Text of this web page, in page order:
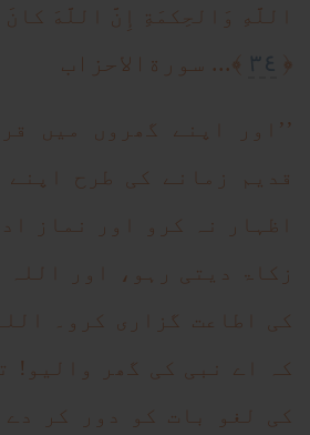
اللَّهِ وَالحِكمَةِ إِنَّ اللَّهَ كانَ
﴿ ٣٤ ﴾... سورةالاحزاب
’’اور اپنے گھروں میں
قدیم زمانے کی طرح اپنے
اظہار نہ کرو اور نماز
زکاۃ دیتی رہو، اور
کی اطاعت گزاری کرو۔
کہ اے نبی کی گھر والیو!
کی لغو بات کو دور کر